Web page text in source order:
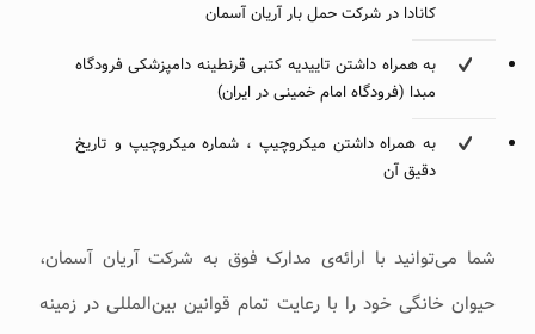
کانادا در شرکت حمل بار آریان آسمان
به همراه داشتن تاییدیه کتبی قرنطینه دامپزشکی فرودگاه
مبدا (فرودگاه امام خمینی در ایران)
به همراه داشتن میکروچیپ ، شماره‌ میکروچیپ و تاریخ
دقیق آن
شما می‌توانید با ارائه‌ی مدارک فوق به شرکت آریان آسمان،
حیوان خانگی خود را با رعایت تمام قوانین بین‌المللی در زمینه